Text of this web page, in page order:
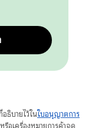
ธิบายไว้ในใบอนุญาตการ
อเครื่องหมายการค้าจด